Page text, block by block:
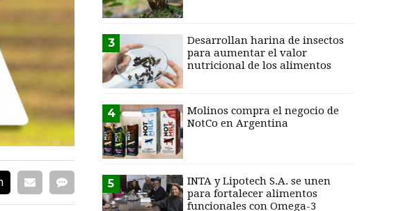
3
Desarrollan harina de insectos
para aumentar el valor
nutricional de los alimentos
4
Molinos compra el negocio de
NotCo en Argentina
5
INTA y Lipotech S.A. se unen
para fortalecer alimentos
funcionales con Omega-3